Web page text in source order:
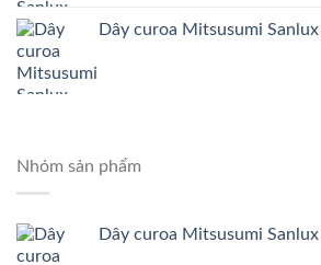
Dây curoa Mitsusumi
Nhóm sản phẩm
Dây curoa Mitsusumi